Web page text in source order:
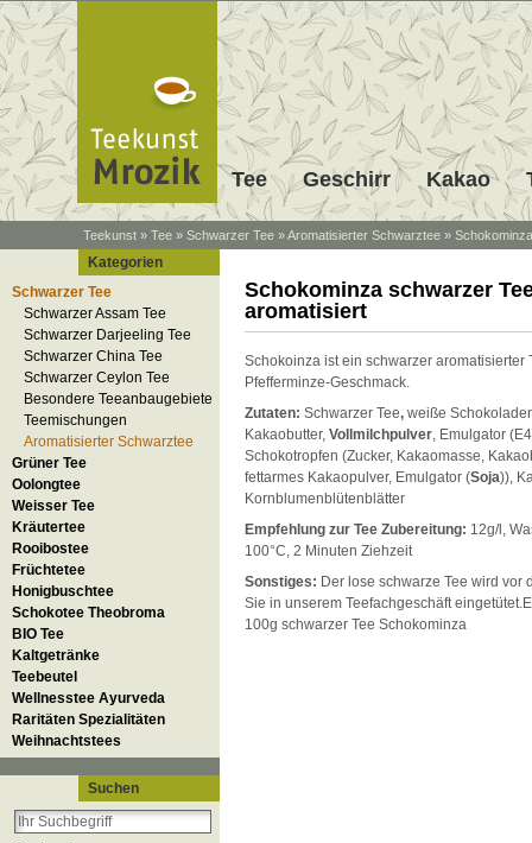
Tee Geschirr Kakao
Teekunst » Tee » Schwarzer Tee »Aromatisierter Schwarztee »
Kategorien
Schwarzer Tee
Schwarzer Assam Tee
Schwarzer Darjeeling Tee
Schwarzer China Tee
Schwarzer Ceylon Tee
Besondere Teeanbaugebiete
Teemischungen
Aromatisierter Schwarztee
Grüner Tee
Oolongtee
Weisser Tee
Kräutertee
Rooibostee
Früchtetee
Honigbuschtee
Schokotee Theobroma
BIO Tee
Kaltgetränke
Teebeutel
Wellnesstee Ayurveda
Raritäten Spezialitäten
Weihnachtstees
Suchen
Schokominza schwarzer
aromatisiert
Schokoinza ist ein schwarzer aromatisierter
Pfefferminze-Geschmack.
Zutaten: Schwarzer Tee, weiße
Kakaobutter, Vollmilchpulver, Emulgator
Schokotropfen (Zucker, Kakaomasse,
fettarmes Kakaopulver, Emulgator (Soja)),
Kornblumenblütenblätter
Empfehlung zur Tee Zubereitung: 12g/l,
100°C, 2 Minuten Ziehzeit
Sonstiges: Der lose schwarze Tee wird vor
Sie in unserem Teefachgeschäft
100g schwarzer Tee Schokominza